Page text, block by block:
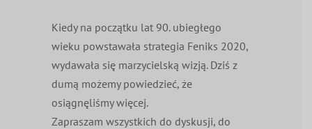
Kiedy na początku lat 90. ubiegłego
wieku powstawała strategia Feniks 2020,
wydawała się marzycielską wizją. Dziś z
dumą możemy powiedzieć, że
osiągnęliśmy więcej.
Zapraszam wszystkich do dyskusji, do